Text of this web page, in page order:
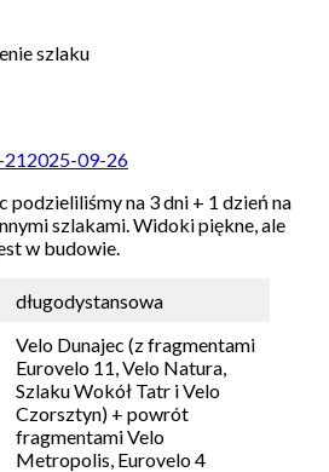
2025-09-26
podzieliliśmy na 3 dni + 1 dzień na
szlakami. Widoki piękne, ale
w budowie.
długodystansowa
Velo Dunajec (z fragmentami
Eurovelo 11, Velo Natura,
Szlaku Wokół Tatr i Velo
Czorsztyn) + powrót
fragmentami Velo
Metropolis, Eurovelo 4